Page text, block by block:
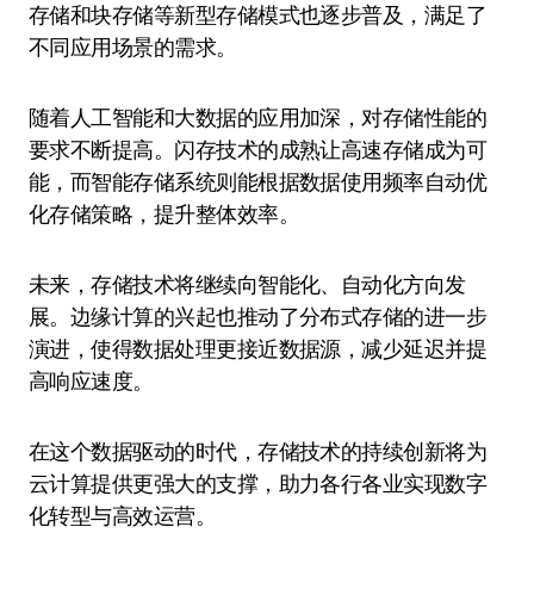
存储和块存储等新型存储模式也逐步普及，满足了
不同应用场景的需求。
随着人工智能和大数据的应用加深，对存储性能的
要求不断提高。闪存技术的成熟让高速存储成为可
能，而智能存储系统则能根据数据使用频率自动优
化存储策略，提升整体效率。
未来，存储技术将继续向智能化、自动化方向发
展。边缘计算的兴起也推动了分布式存储的进一步
演进，使得数据处理更接近数据源，减少延迟并提
高响应速度。
在这个数据驱动的时代，存储技术的持续创新将为
云计算提供更强大的支撑，助力各行各业实现数字
化转型与高效运营。